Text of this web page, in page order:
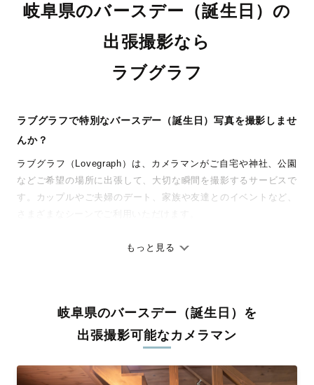
岐阜県のバースデー（誕生日）の
出張撮影なら
ラブグラフ
ラブグラフで特別なバースデー（誕生日）写真を撮影しませ
んか？
ラブグラフ（Lovegraph）は、カメラマンがご自宅や神社、公園
などご希望の場所に出張して、大切な瞬間を撮影するサービスで
す。カップルやご夫婦のデート、家族や友達とのイベントなど、
ありのままの空気感を大切に、何十年経っても見返したくなるよ
料金は全国どこでも一律。わかりやすく安心の価格設定です。オ
リジナルの研修と厳正な審査に合格し、撮影技術やホスピタリテ
ィを身につけたプロのカメラマンが全国47都道府県に在籍してい
験をお届けします。
もっと見る
岐阜県のバースデー（誕生日）を
出張撮影可能なカメラマン